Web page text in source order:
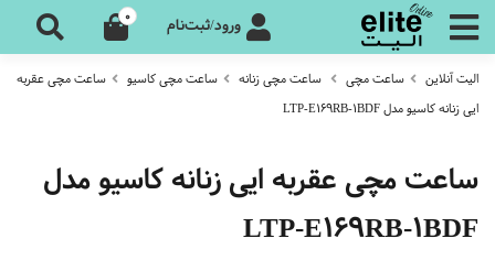
ورود/ثبت‌نام 0
الیت آنلاین ساعت مچی ساعت مچی زنانه ساعت مچی کاسیو
ساعت مچی عقربه
ایی زنانه کاسیو مدل LTP-E169RB-1BDF
ساعت مچی عقربه ایی زنانه کاسیو مدل
LTP-E169RB-1BDF